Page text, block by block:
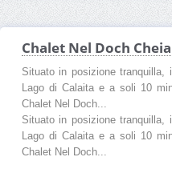
Chalet Nel Doch
Situato in posizione tranquilla,
Lago di Calaita e a soli 10
Chalet Nel Doch...
Situato in posizione tranquilla,
Lago di Calaita e a soli 10
Chalet Nel Doch...